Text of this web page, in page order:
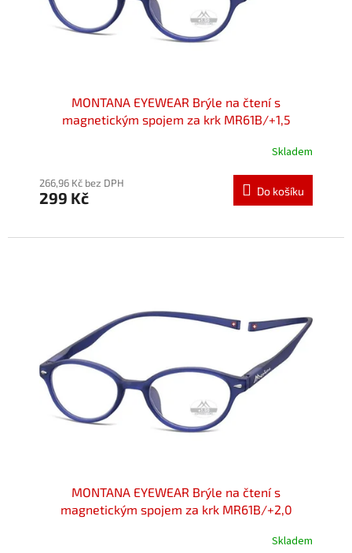
MONTANA EYEWEAR Brýle na čtení s
magnetickým spojem za krk MR61B/+1,5
produktu
je
Skladem
266,96 Kč bez DPH
299 Kč Do košíku
MONTANA EYEWEAR Brýle na čtení s
magnetickým spojem za krk MR61B/+2,0
Skladem